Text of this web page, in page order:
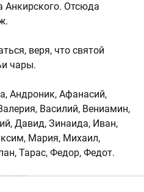
Анкирского. Отсюда
веря, что святой
чары.
Андроник, Афанасий,
Василий, Вениамин,
Давид, Зинаида, Иван,
Мария, Михаил,
Тарас, Федор, Федот.